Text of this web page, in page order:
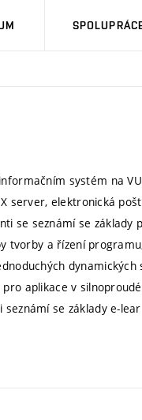
systém na
server, elektronická
se seznámí se
tvorby a řízení
aplikace v
se základy e-